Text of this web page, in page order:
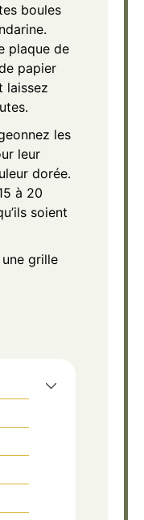
boules
plaque de
papier
laissez
les
leur
dorée.
à 20
soient
grille